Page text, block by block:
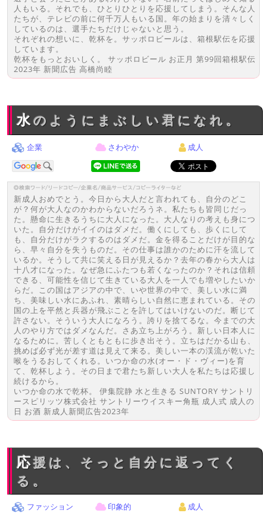
人もいる。それでも、ひとりひとりを応援してしまう。そんな人
たちが、テレビの前に何千万人もいる国。年の始まりを清々しく
しているのは、選手たちだけじゃないと思う。
それぞれの想いに、乾杯を。サッポロビールは、箱根駅伝を応援
しています。
乾杯をもっとおいしく。 サッポロビール お正月 第99回箱根駅伝
2023年 新聞広告 高橋尚睦
水のようにまぶしい君になれ。
企業 さわやか 成人
新成人おめでとう。今日から大人だと言われても、自分のどこ
が？何が大人なのかわからないだろうネ。私たちも皆同じだっ
た。懸命に生きるうちに大人になった。大人なりの考えも身につ
いた。自分だけがイイのはダメだ。働くにしても、歩くにして
も、自分だけがラクするのはダメだ。金を得ることだけが目的な
ら、早々自分を失うものだ。その仕事は誰かのために汗を流して
いるか。そうして共に笑える日が見えるか？去年の春から大人は
十八才になった。なぜ急にふたつも若くなったのか？それは信頼
できる、可能性を信じて生きている大人を一人でも増やしたいか
らだ。この国はアジアの中で、いや世界の中で、美しい水に満
ち、美味しい水にあふれ、素晴らしい自然に恵まれている。その
国の上を平然と兵器が飛ぶことを許してはいけないのだ。断じて
許さない。そういう大人になろう。誇りを捨てるな。今までの大
人のやり方ではダメなんだ。さあ立ち上がろう。新しい日本人に
なるために。苦しくともともに歩き出そう。立ちはだかる山も、
挑めば必ず光が差す道は見えて来る。美しい一本の渓流が乾いた
喉をうるおしてくれる。いつか命の水(オー・ド・ヴィー)を育
て、乾杯しよう。その日まで君たち新しい大人を私たちは応援し
続けるから。
いつか命の水で乾杯。 伊集院静 水と生きる SUNTORY サントリ
ースピリッツ株式会社 サントリーウイスキー角瓶 成人式 成人の
日 お酒 新成人新聞広告2023年
応援は、そっと自分に返ってく
る。
ファッション 印象的 成人